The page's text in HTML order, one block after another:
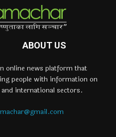
ABOUT US
online news platform that
people with information on
international sectors.